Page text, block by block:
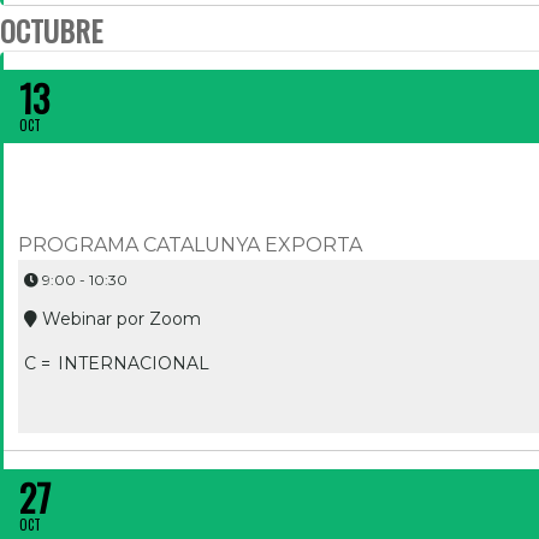
OCTUBRE
13
OCT
MARKETPLACES B2B PER EXPORTAR
PROGRAMA CATALUNYA EXPORTA
9:00 - 10:30
Webinar por Zoom
C = INTERNACIONAL
27
OCT
IMPULSANT L’EXPORTACIÓ AMB CHATBOTS: ATENCIÓ DITIGAL